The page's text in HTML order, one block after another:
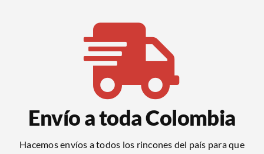
Envío a toda Colombia
Hacemos envíos a todos los rincones del país para que